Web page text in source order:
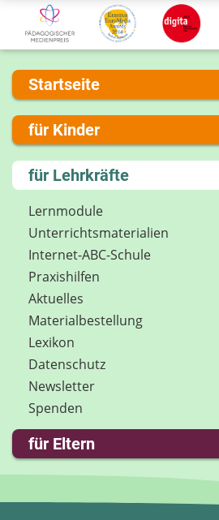
Startseite
Über uns
Presse
Kontakt
Impressum
Internet-ABC Sitemap
Barrierefreiheit
Länderprojekte
für Kinder
Lernen und Schule
Hobby und Freizeit
Spiel und Spaß
Mitreden und Mitmachen
Lexikon
Datenschutz
Newsletter
für Lehrkräfte
Lernmodule
Unterrichts­materialien
Internet-ABC-Schule
Praxishilfen
Aktuelles
Materialbestellung
Lexikon
Datenschutz
Newsletter
Spenden
für Eltern
Familie & Medien
Spieletipps & Lernsoftware